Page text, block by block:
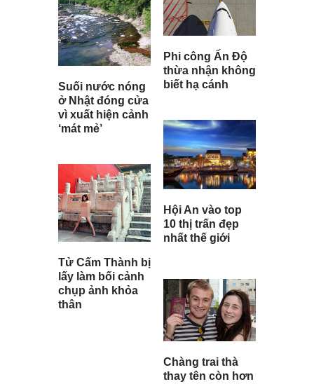
Suối nước nóng
ở Nhật đóng cửa
vì xuất hiện cảnh
‘mát mẻ’
Tử Cấm Thành bị
lấy làm bối cảnh
chụp ảnh khỏa
thân
Phi công Ấn Độ
thừa nhận không
biết hạ cánh
Hội An vào top
10 thị trấn đẹp
nhất thế giới
Chàng trai thà
thay tên còn hơn